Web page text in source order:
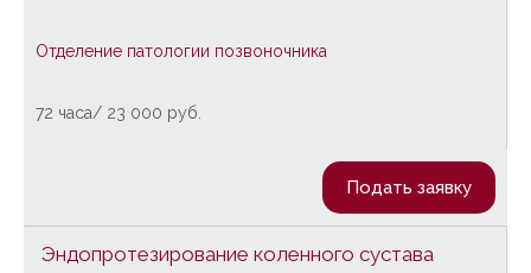
Отделение патологии позвоночника
72 часа/ 23 000 руб.
Подать заявку
Эндопротезирование коленного сустава